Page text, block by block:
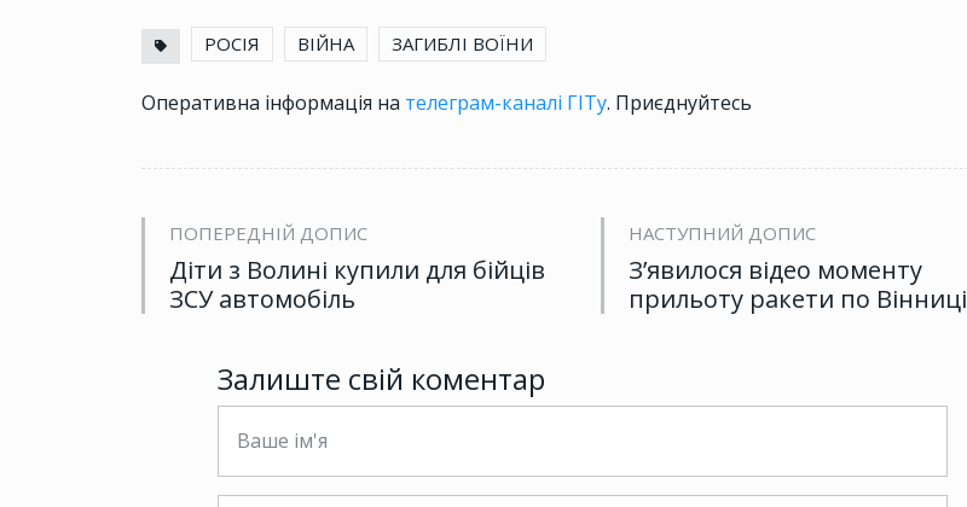
РОСІЯ ВІЙНА ЗАГИБЛІ ВОЇНИ
Оперативна інформація на телеграм-каналі ГІТу. Приєднуйтесь
ПОПЕРЕДНІЙ ДОПИС
Діти з Волині купили для бійців
ЗСУ автомобіль
НАСТУПНИЙ ДОПИС
З’явилося відео моменту
прильоту ракети по Вінниці
Залиште свій коментар